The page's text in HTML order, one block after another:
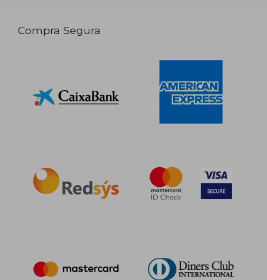
Compra Segura